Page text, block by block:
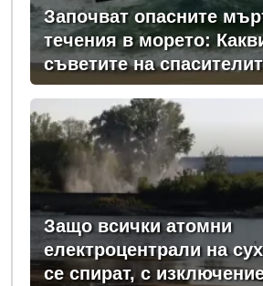
Започват опасните
течения в морето:
съветите на
Защо всички атомни
електроцентрали на
се спират, с